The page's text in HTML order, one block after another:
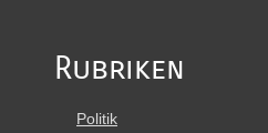
Rubriken
Politik